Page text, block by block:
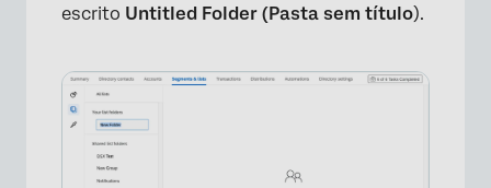
escrito Untitled Folder (Pasta sem título).